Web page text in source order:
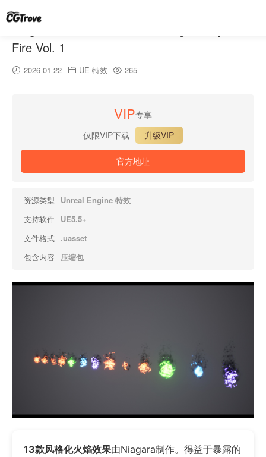
Fire Vol. 1
2026-01-22 UE 特效 265
VIP专享
仅限VIP下载
升级VIP
官方地址
资源类型
Unreal Engine 特效
支持软件 UE5.5+
文件格式 .uasset
包含内容
压缩包
13款风格化火焰效果由Niagara制作。得益于暴露的